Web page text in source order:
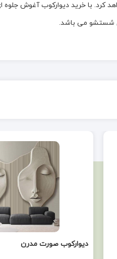
با خرید دیوارکوب آغوش جلوه
شستشو می باشد.
دیوارکوب صورت مدرن